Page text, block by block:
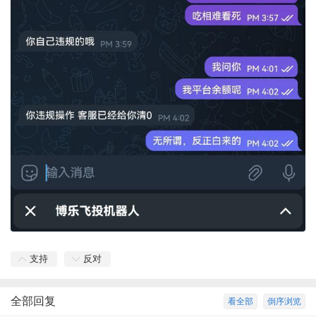
支持 反对
倒序浏览
看全部
全部回复